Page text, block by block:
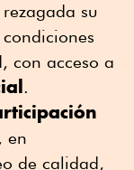
su
con acceso a
.
, en
de calidad,